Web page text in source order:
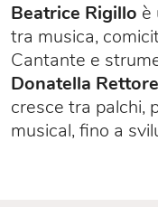
Beatrice Rigillo è
tra musica,
Cantante e
Donatella Rettore
cresce tra palchi,
musical, fino a
unisce voce,